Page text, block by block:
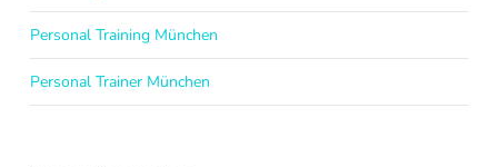
Personal Training München
Personal Trainer München